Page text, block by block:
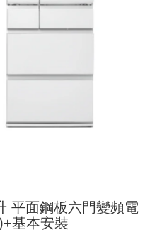
平面鋼板六門變頻電
基本安裝